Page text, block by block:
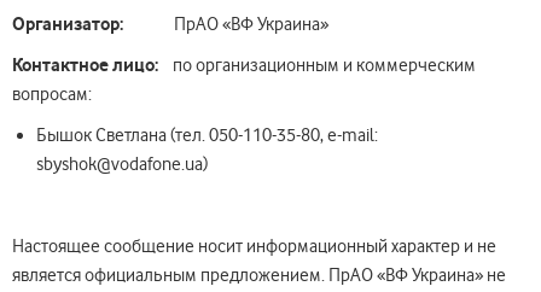
Организатор: ПрАО «ВФ Украина»
Контактное лицо:
по организационным и коммерческим
вопросам:
Бышок Светлана (тел. 050-110-35-80, e-mail:
sbyshok@vodafone.ua)
Настоящее сообщение носит информационный характер и не
является официальным предложением. ПрАО «ВФ Украина» не